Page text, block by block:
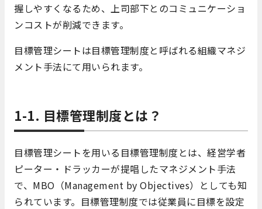
握しやすくなるため、上司部下とのコミュニケーショ
ンコストが削減できます。
目標管理シートは目標管理制度と呼ばれる組織マネジ
メント手法にて用いられます。
1-1. 目標管理制度とは？
目標管理シートを用いる目標管理制度とは、経営学者
ピーター・ドラッカーが提唱したマネジメント手法
で、MBO（Management by Objectives）としても知
られています。目標管理制度では従業員に目標を設定